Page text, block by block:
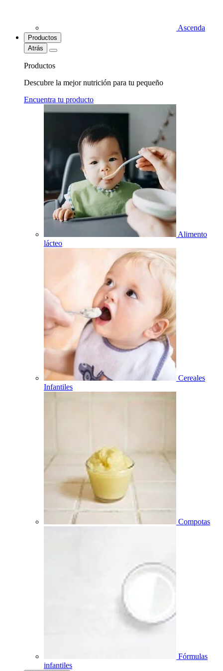
Ascenda
Productos
Atrás
Productos
Descubre la mejor nutrición para tu pequeño
Encuentra tu producto
Alimento
lácteo
Cereales
Infantiles
Compotas
Fórmulas
infantiles